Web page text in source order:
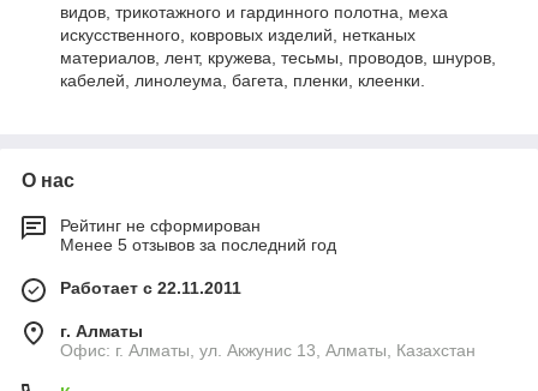
видов, трикотажного и гардинного полотна, меха
искусственного, ковровых изделий, нетканых
материалов, лент, кружева, тесьмы, проводов, шнуров,
кабелей, линолеума, багета, пленки, клеенки.
О нас
Рейтинг не сформирован
Менее 5 отзывов за последний год
Работает с 22.11.2011
г. Алматы
Офис: г. Алматы, ул. Акжунис 13, Алматы, Казахстан